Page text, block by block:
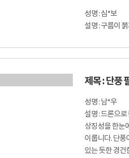
성명 : 심*보
설명 : 구름이
제목 : 단풍
성명 : 남*우
설명 : 드론으
상징성을 한눈
이룹니다. 단풍
있는 듯한 경건